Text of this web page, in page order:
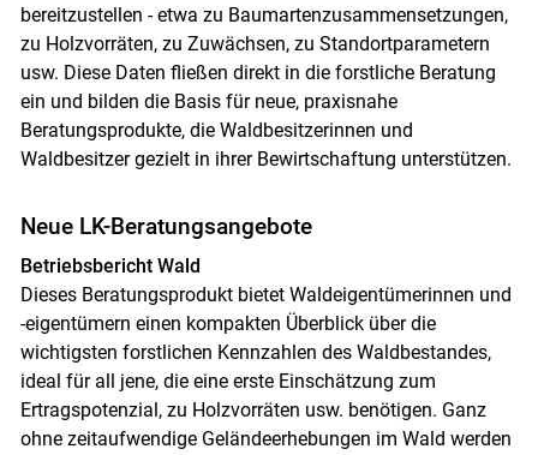
bereitzustellen - etwa zu Baumartenzusammensetzungen,
zu Holzvorräten, zu Zuwächsen, zu Standortparametern
usw. Diese Daten fließen direkt in die forstliche Beratung
ein und bilden die Basis für neue, praxisnahe
Beratungsprodukte, die Waldbesitzerinnen und
Waldbesitzer gezielt in ihrer Bewirtschaftung unterstützen.
Neue LK-Beratungsangebote
Betriebsbericht Wald
Dieses Beratungsprodukt bietet Waldeigentümerinnen und
-eigentümern einen kompakten Überblick über die
wichtigsten forstlichen Kennzahlen des Waldbestandes,
ideal für all jene, die eine erste Einschätzung zum
Ertragspotenzial, zu Holzvorräten usw. benötigen. Ganz
ohne zeitaufwendige Geländeerhebungen im Wald werden